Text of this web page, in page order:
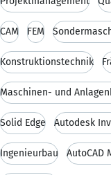
CAM FEM
Konstruktionstechnik
Maschinen- und
Solid Edge Autodesk
Ingenieurbau AutoCAD